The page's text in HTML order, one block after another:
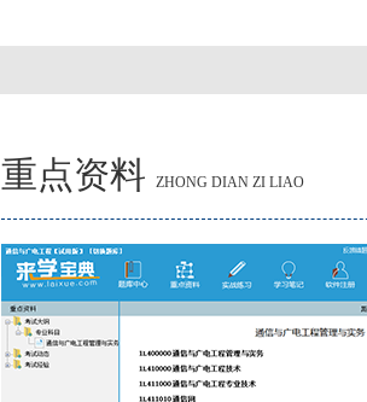
重点资料 ZHONG DIAN ZI LIAO